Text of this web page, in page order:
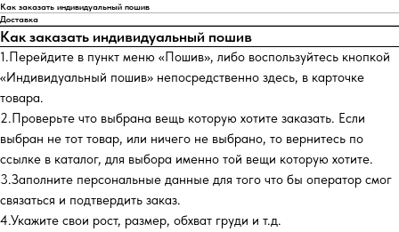
Как заказать индивидуальный пошив
Доставка
Как заказать индивидуальный пошив
1.Перейдите в пункт меню «Пошив», либо воспользуйтесь кнопкой
«Индивидуальный пошив» непосредственно здесь, в карточке
товара.
2.Проверьте что выбрана вещь которую хотите заказать. Если
выбран не тот товар, или ничего не выбрано, то вернитесь по
ссылке в каталог, для выбора именно той вещи которую хотите.
3.Заполните персональные данные для того что бы оператор смог
связаться и подтвердить заказ.
4.Укажите свои рост, размер, обхват груди и т.д.